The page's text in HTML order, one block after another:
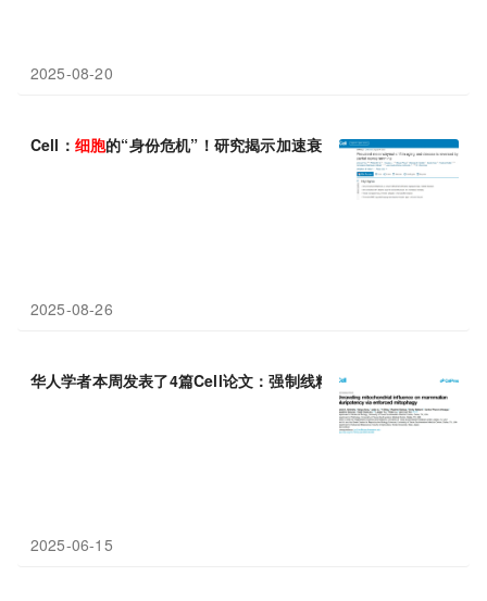
2025-08-20
Cell： 细胞的“身份危机”！研究揭示加速衰老的“间充质漂移”，逆
2025-08-26
华人学者本周发表了4篇Cell论文：强制线粒体自噬；多模态遗传
2025-06-15